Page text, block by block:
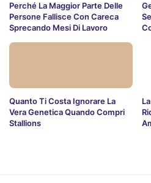
Perché La Maggior Parte Delle
Persone Fallisce Con Careca
Sprecando Mesi Di Lavoro
Quanto Ti Costa Ignorare La
Vera Genetica Quando Compri
Stallions